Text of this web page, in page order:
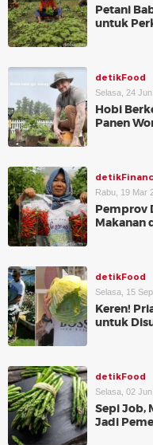
Petani
untuk
detikFood
Selasa, 24
Hobi
Panen
Rabu, 19 Mar
Pemprov
Makanan
detikFood
Selasa, 15
Keren!
untuk
detikFood
Selasa, 02
Sepi Job,
Jadi